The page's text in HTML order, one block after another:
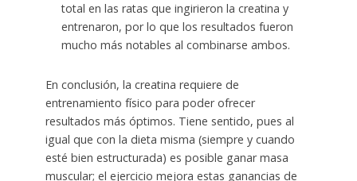
total en las ratas que ingirieron la creatina y
entrenaron, por lo que los resultados fueron
mucho más notables al combinarse ambos.
En conclusión, la creatina requiere de
entrenamiento físico para poder ofrecer
resultados más óptimos. Tiene sentido, pues al
igual que con la dieta misma (siempre y cuando
esté bien estructurada) es posible ganar masa
muscular; el ejercicio mejora estas ganancias de